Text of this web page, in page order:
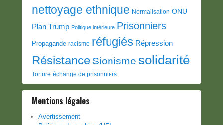
nettoyage ethnique Normalisation ONU
Plan Trump Politique intérieure Prisonniers
Propagande racisme réfugiés Répression
Résistance Sionisme solidarité
Torture échange de prisonniers
Mentions légales
Avertissement